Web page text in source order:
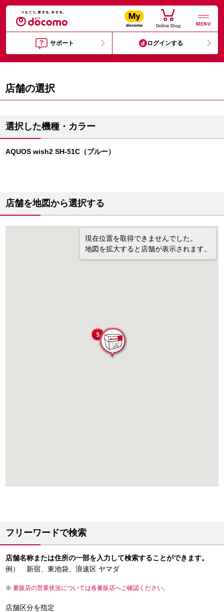
MENU
サポート ログインする
店舗の選択
選択した機種・カラー
AQUOS wish2 SH-51C（ブルー）
店舗を地図から選択する
現在位置を取得できませんでした。
地図を拡大すると店舗が表示されます。
フリーワードで検索
店舗名称または住所の一部を入力して検索することができます。
例） 新宿、東池袋、浪速区 ヤマダ
量販店の営業状況については各量販店へご確認ください。
店舗区分を指定